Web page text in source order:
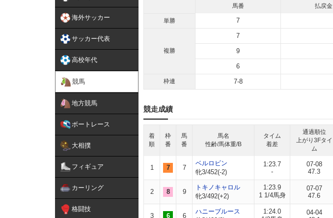
海外サッカー
サッカー代表
高校年代
競馬
地方競馬
ボートレース
大相撲
フィギュア
カーリング
格闘技
馬番 払戻金
単勝 7
複勝
7
9
6
枠連 7-8
競走成績
着
順
枠
番
馬
番
馬名
性齢/馬体重/B
タイム
着差
通過順位
上がり3Fタイ
ム
1 7 7
ベルロビン
牝3/452(-2)
1:23.7
-
07-08
47.3
2 8 9
トキノキャロル
牝3/492(+2)
1:23.9
1 1/4馬身
07-07
47.6
3 6 6
ハニーブルース
1:24.0
04-04